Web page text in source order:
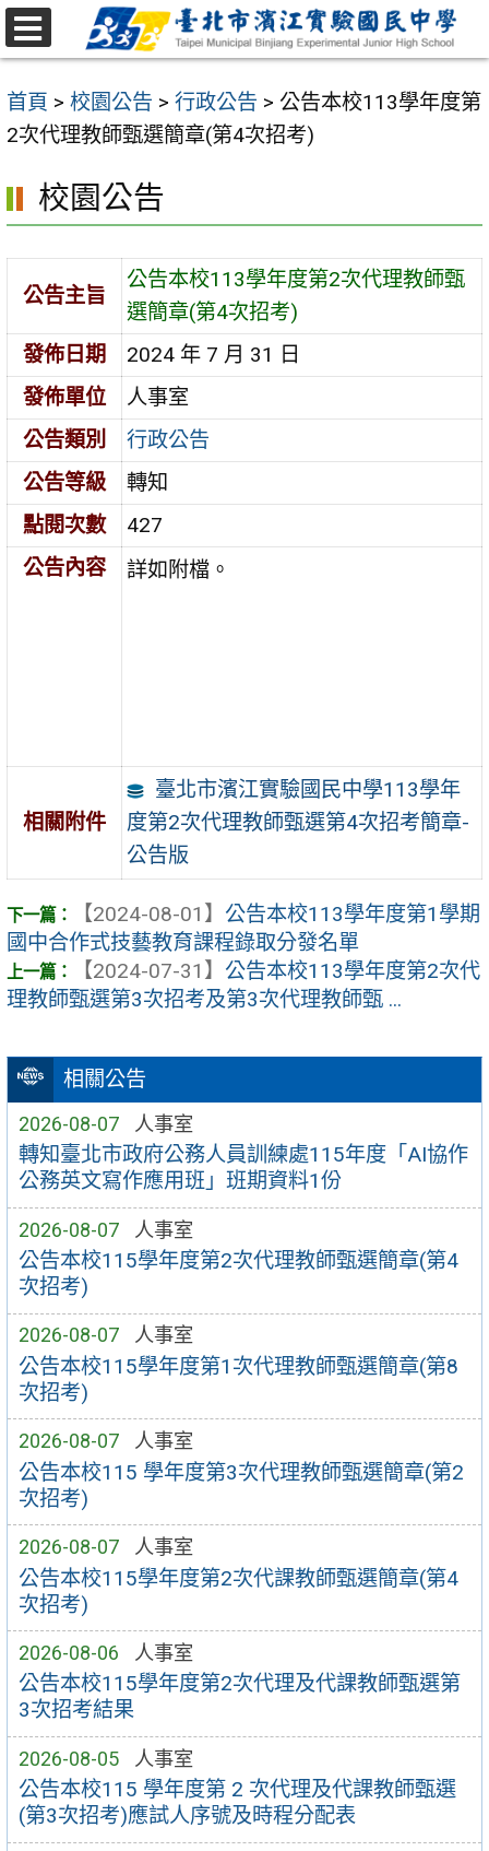
跳
至
要
內
區
首頁 > 校園公告 > 行政公告 > 公告本校113學年度第
2次代理教師甄選簡章(第4次招考)
相關公告
2026-08-07 人事室
轉知臺北市政府公務人員訓練處115年度「AI協作
公務英文寫作應用班」班期資料1份
2026-08-07 人事室
公告本校115學年度第2次代理教師甄選簡章(第4
次招考)
2026-08-07 人事室
公告本校115學年度第1次代理教師甄選簡章(第8
次招考)
2026-08-07 人事室
公告本校115 學年度第3次代理教師甄選簡章(第2
次招考)
2026-08-07 人事室
公告本校115學年度第2次代課教師甄選簡章(第4
次招考)
2026-08-06 人事室
公告本校115學年度第2次代理及代課教師甄選第
3次招考結果
2026-08-05 人事室
公告本校115 學年度第 2 次代理及代課教師甄選
(第3次招考)應試人序號及時程分配表
校園公告
公告主旨
公告本校113學年度第2次代理教師甄
選簡章(第4次招考)
發佈日期
2024 年 7 月 31 日
發佈單位
人事室
公告類別
行政公告
公告等級
轉知
點閱次數
427
公告內容
詳如附檔。
相關附件
臺北市濱江實驗國民中學113學年
度第2次代理教師甄選第4次招考簡章-
公告版
【2024-08-01】 公告本校113學年度第1學期
國中合作式技藝教育課程錄取分發名單
【2024-07-31】 公告本校113學年度第2次代
理教師甄選第3次招考及第3次代理教師甄 ...
選
單